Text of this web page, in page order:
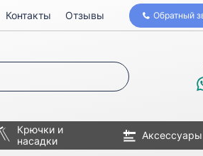
Обратный
Контакты Отзывы
Крючки и
насадки
Аксессуары